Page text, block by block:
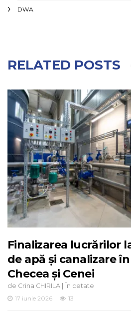
DWA
RELATED POSTS
Finalizarea lucrărilor
de apă și canalizare
Checea și Cenei
de Crina CHIRILA | În cetate
17 iunie 2026
13